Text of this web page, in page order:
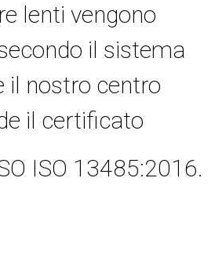
lenti vengono
il sistema
il nostro centro
il certificato
ISO 13485:2016.